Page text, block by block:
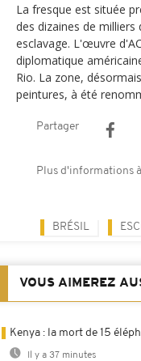
La fresque est située
des dizaines de
esclavage. L'œuvre
diplomatique
Rio. La zone,
peintures, à été
Partager
Plus d'informations
BRÉSIL
VOUS AIMEREZ
Kenya : la mort de 15
Il y a 37 minutes